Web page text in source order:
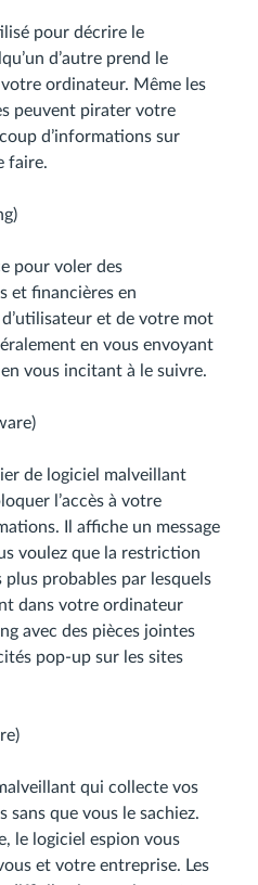
pour décrire le
d’autre prend le
ordinateur. Même les
peuvent pirater votre
d’informations sur
faire.
pour voler des
et financières en
et de votre mot
en vous envoyant
vous incitant à le suivre.
de logiciel malveillant
l’accès à votre
Il affiche un message
voulez que la restriction
plus probables par lesquels
dans votre ordinateur
avec des pièces jointes
pop-up sur les sites
qui collecte vos
que vous le sachiez.
le logiciel espion vous
et votre entreprise. Les